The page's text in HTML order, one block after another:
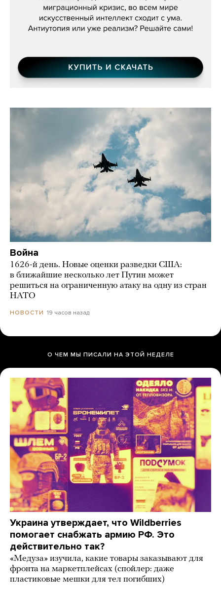
Война
1626-й день. Новые оценки разведки США:
в ближайшие несколько лет Путин может
решиться на ограниченную атаку на одну из стран
НАТО
НОВОСТИ 19 часов назад
О ЧЕМ МЫ ПИСАЛИ НА ЭТОЙ НЕДЕЛЕ
Украина утверждает, что Wildberries
помогает снабжать армию РФ. Это
действительно так?
«Медуза» изучила, какие товары заказывают для
фронта на маркетплейсах (спойлер: даже
пластиковые мешки для тел погибших)